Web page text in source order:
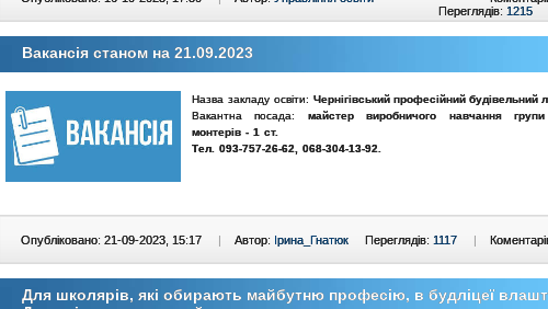
Переглядів: 1215
Вакансія станом на 21.09.2023
Назва закладу освіти: Чернігівський професійний будівельний
Вакантна посада:
майстер виробничого навчання групи
монтерів - 1 ст.
Тел. 093-757-26-62, 068-304-13-92.
Опубліковано: 21-09-2023, 15:17 | Автор: Ірина_Гнатюк Переглядів: 1117 |
Для школярів, які обирають майбутню професію, в будліцеї